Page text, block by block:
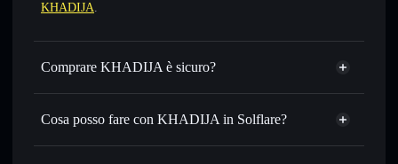
KHADIJA.
Comprare KHADIJA è sicuro?
KHADIJA non è verificato
Cosa posso fare con KHADIJA in Solflare?
KHADIJA
wallet Solflare